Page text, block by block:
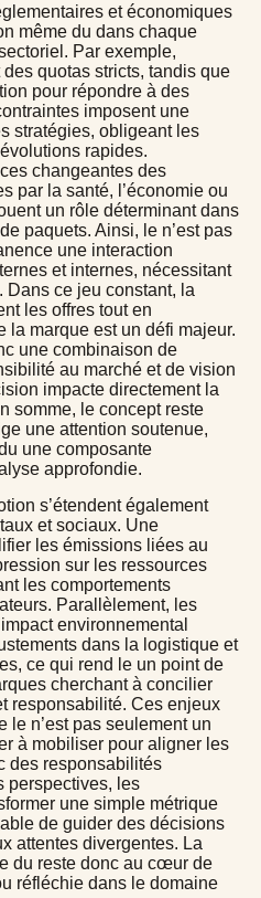
et économiques
même du dans chaque
Par exemple,
quotas stricts, tandis que
pour répondre à des
imposent une
stratégies, obligeant les
rapides.
changeantes des
par la santé, l’économie ou
un rôle déterminant dans
paquets. Ainsi, le n’est pas
une interaction
et internes, nécessitant
Dans ce jeu constant, la
les offres tout en
la marque est un défi majeur.
une combinaison de
au marché et de vision
impacte directement la
somme, le concept reste
une attention soutenue,
une composante
approfondie.
s’étendent également
et sociaux. Une
les émissions liées au
sur les ressources
les comportements
Parallèlement, les
environnemental
dans la logistique et
ce qui rend le un point de
cherchant à concilier
responsabilité. Ces enjeux
le n’est pas seulement un
à mobiliser pour aligner les
des responsabilités
perspectives, les
une simple métrique
de guider des décisions
attentes divergentes. La
du reste donc au cœur de
réfléchie dans le domaine